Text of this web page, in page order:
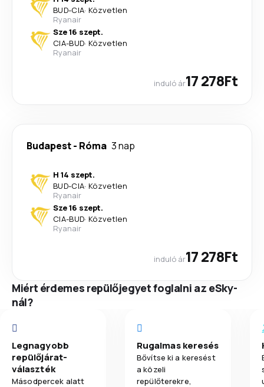
BUD-CIA· Közvetlen
Ryanair
Sze 16 szept.
CIA-BUD· Közvetlen
Ryanair
induló ár17 278Ft
Budapest- Róma 3 nap
H 14 szept.
BUD-CIA· Közvetlen
Ryanair
Sze 16 szept.
CIA-BUD· Közvetlen
Ryanair
induló ár17 278Ft
Miért érdemes repülőjegyet foglalni az eSky-
nál?
Legnagyobb
repülőjárat-
választék
Másodpercek alatt
Rugalmas keresés
Bővítse ki a keresést
a közeli
repülőterekre,